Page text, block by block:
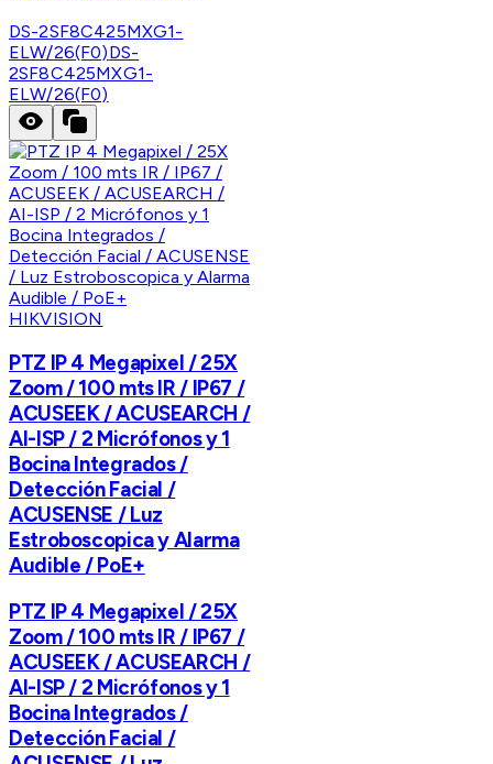
DS-2SF8C425MXG1-
ELW/26(F0)DS-
2SF8C425MXG1-
ELW/26(F0)
HIKVISION
PTZ IP 4 Megapixel / 25X
Zoom / 100 mts IR / IP67 /
ACUSEEK / ACUSEARCH /
AI-ISP / 2 Micrófonos y 1
Bocina Integrados /
Detección Facial /
ACUSENSE / Luz
Estroboscopica y Alarma
Audible / PoE+
PTZ IP 4 Megapixel / 25X
Zoom / 100 mts IR / IP67 /
ACUSEEK / ACUSEARCH /
AI-ISP / 2 Micrófonos y 1
Bocina Integrados /
Detección Facial /